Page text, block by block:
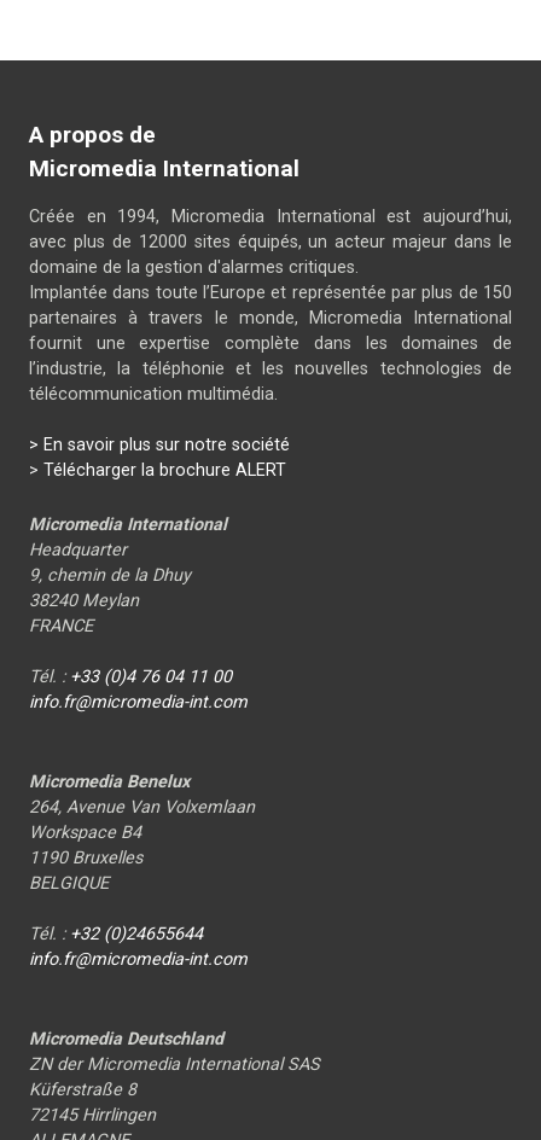
A propos de
Micromedia International
Créée en 1994, Micromedia International est aujourd’hui,
avec plus de 12000 sites équipés, un acteur majeur dans le
domaine de la gestion d'alarmes critiques.
Implantée dans toute l’Europe et représentée par plus de 150
partenaires à travers le monde, Micromedia International
fournit une expertise complète dans les domaines de
l’industrie, la téléphonie et les nouvelles technologies de
télécommunication multimédia.
> En savoir plus sur notre société
> Télécharger la brochure ALERT
Micromedia International
Headquarter
9, chemin de la Dhuy
38240 Meylan
FRANCE
Tél. : +33 (0)4 76 04 11 00
info.fr@micromedia-int.com
Micromedia Benelux
264, Avenue Van Volxemlaan
Workspace B4
1190 Bruxelles
BELGIQUE
Tél. : +32 (0)24655644
info.fr@micromedia-int.com
Micromedia Deutschland
ZN der Micromedia International SAS
Küferstraße 8
72145 Hirrlingen